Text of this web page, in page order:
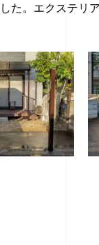
た。エクステリ